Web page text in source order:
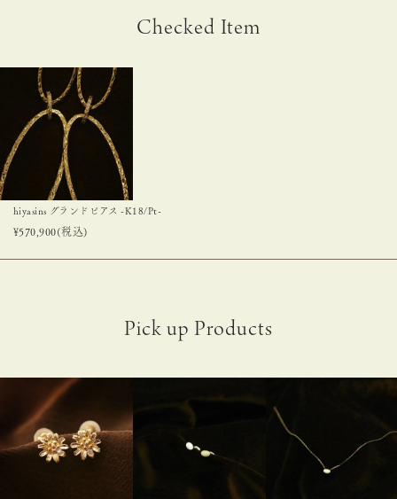
Checked Item
hiyasins グランドピアス -K18/Pt-
¥570,900(税込)